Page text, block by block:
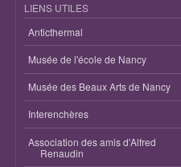
LIENS UTILES
Anticthermal
Musée de l'école de Nancy
Musée des Beaux Arts de Nancy
Interenchères
Association des amis d'Alfred
Renaudin